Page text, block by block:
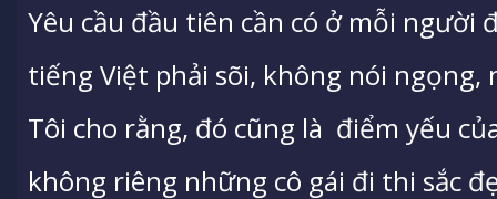
Yêu cầu đầu tiên cần có ở mỗi người
tiếng Việt phải sõi, không nói ngọng,
Tôi cho rằng, đó cũng là điểm yếu
không riêng những cô gái đi thi sắc